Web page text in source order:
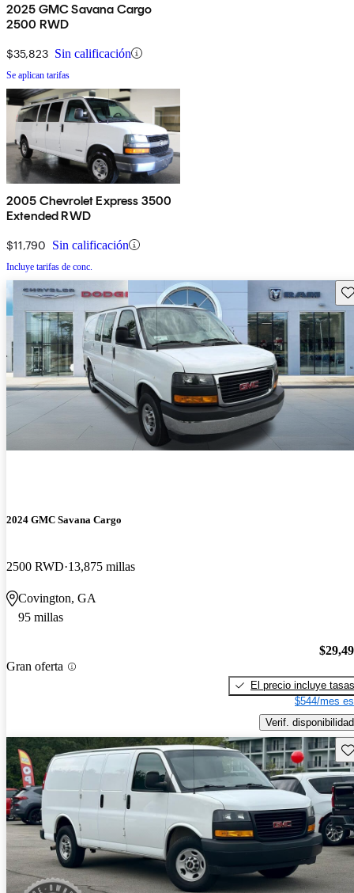
2025 GMC Savana Cargo
2500 RWD
$35,823 Sin calificación
Se aplican tarifas
2005 Chevrolet Express 3500
Extended RWD
$11,790 Sin calificación
Incluye tarifas de conc.
2024 GMC Savana Cargo
2500 RWD 13,875 millas
Covington, GA
95 millas
Gran oferta
El precio incluye tasas
$544/mes
Verif. disponibilidad